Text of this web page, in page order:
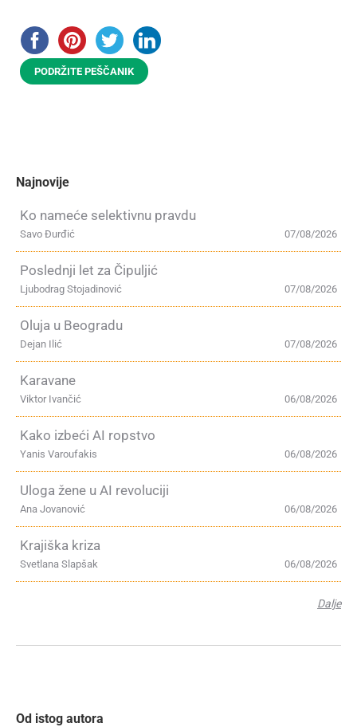
PODRŽITE PEŠČANIK
Najnovije
Ko nameće selektivnu pravdu
07/08/2026
Savo Đurđić
Poslednji let za Čipuljić
07/08/2026
Ljubodrag Stojadinović
Oluja u Beogradu
07/08/2026
Dejan Ilić
Karavane
06/08/2026
Viktor Ivančić
Kako izbeći AI ropstvo
06/08/2026
Yanis Varoufakis
Uloga žene u AI revoluciji
06/08/2026
Ana Jovanović
Krajiška kriza
06/08/2026
Svetlana Slapšak
Dalje
Od istog autora